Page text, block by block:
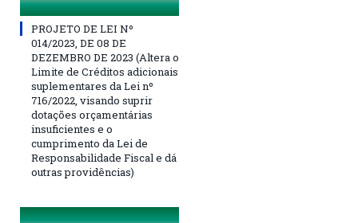
PROJETO DE LEI Nº
014/2023, DE 08 DE
DEZEMBRO DE 2023 (Altera o
Limite de Créditos adicionais
suplementares da Lei nº
716/2022, visando suprir
dotações orçamentárias
insuficientes e o
cumprimento da Lei de
Responsabilidade Fiscal e dá
outras providências)